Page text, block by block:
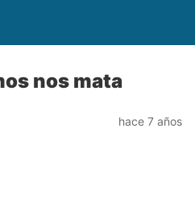
nos mata
hace 7 años